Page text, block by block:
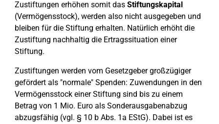
Zustiftungen erhöhen somit das Stiftungskapital
(Vermögensstock), werden also nicht ausgegeben und
bleiben für die Stiftung erhalten. Natürlich erhöht die
Zustiftung nachhaltig die Ertragssituation einer
Stiftung.
Zustiftungen werden vom Gesetzgeber großzügiger
gefördert als "normale" Spenden: Zuwendungen in den
Vermögensstock einer Stiftung sind bis zu einem
Betrag von 1 Mio. Euro als Sonderausgabenabzug
abzugsfähig (vgl. § 10 b Abs. 1a EStG). Dabei ist es